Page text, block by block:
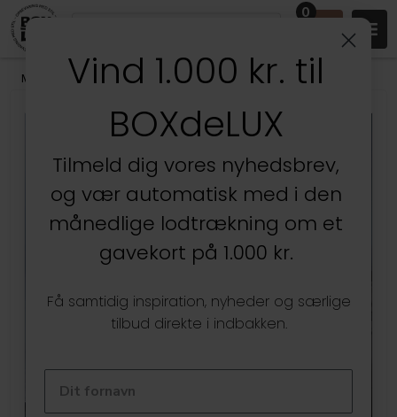
0
Mærker Yamazaki
Vind 1.000 kr. til
BOXdeLUX
Tilmeld dig vores nyhedsbrev,
og vær automatisk med i den
månedlige lodtrækning om et
gavekort på 1.000 kr.
Få samtidig inspiration, nyheder og særlige
tilbud direkte i indbakken.